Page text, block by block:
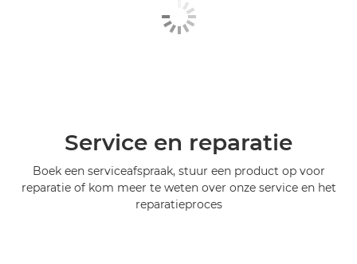
Service en reparatie
Boek een serviceafspraak, stuur een product op voor
reparatie of kom meer te weten over onze service en het
reparatieproces